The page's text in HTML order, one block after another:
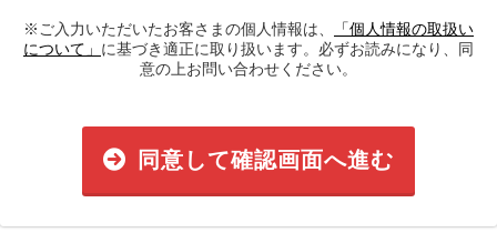
※ご入力いただいたお客さまの個人情報は、
「個人情報の取扱い
について」 に基づき適正に取り扱います。必ずお読みになり、同
意の上お問い合わせください。
同意して確認画面へ進む